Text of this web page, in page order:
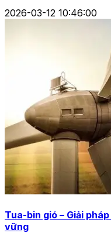
2026-03-12 10:46:00
Tua-bin gió – Giải
vững